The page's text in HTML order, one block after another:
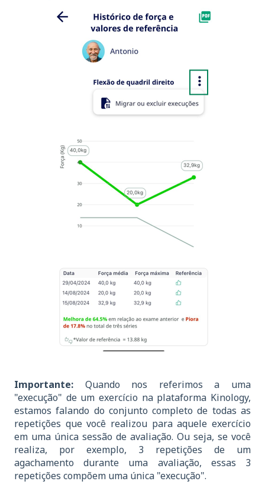
Importante: Quando nos referimos a uma
"execução" de um exercício na plataforma Kinology,
estamos falando do conjunto completo de todas as
repetições que você realizou para aquele exercício
em uma única sessão de avaliação. Ou seja, se você
realiza, por exemplo, 3 repetições de um
agachamento durante uma avaliação, essas 3
repetições compõem uma única "execução".